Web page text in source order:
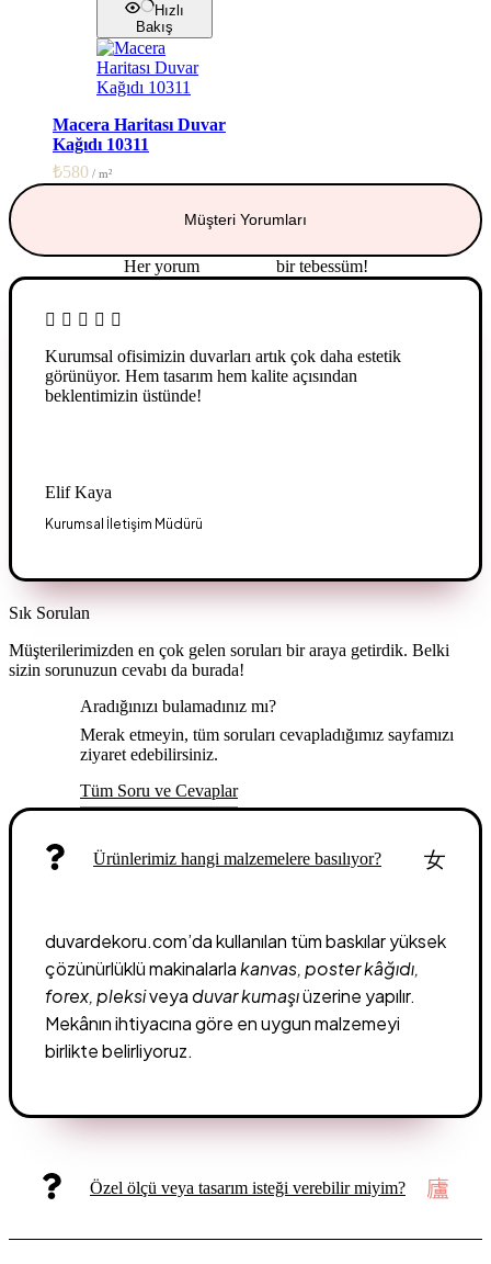
Hızlı
Bakış
Macera Haritası Duvar
Kağıdı 10311
₺580
Müşteri Yorumları
Her yorum bir tebessüm!
Kurumsal ofisimizin duvarları artık çok daha estetik
görünüyor. Hem tasarım hem kalite açısından
beklentimizin üstünde!
Elif Kaya
Kurumsal İletişim Müdürü
Sık Sorulan
Müşterilerimizden en çok gelen soruları bir araya getirdik. Belki
sizin sorunuzun cevabı da burada!
Aradığınızı bulamadınız mı?
Merak etmeyin, tüm soruları cevapladığımız sayfamızı
ziyaret edebilirsiniz.
Tüm Soru ve Cevaplar
Ürünlerimiz hangi malzemelere basılıyor?
duvardekoru.com’da kullanılan tüm baskılar yüksek
çözünürlüklü makinalarlakanvas, poster kâğıdı,
forex, pleksiveyaduvar kumaşıüzerine yapılır.
Mekânın ihtiyacına göre en uygun malzemeyi
birlikte belirliyoruz.
Özel ölçü veya tasarım isteği verebilir miyim?